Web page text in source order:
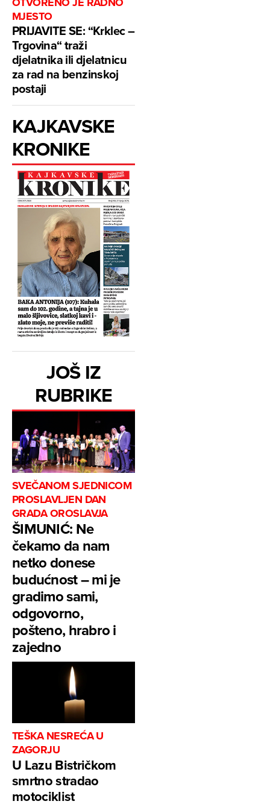
MJESTO
PRIJAVITE SE: “Krklec –
Trgovina“ traži
djelatnika ili djelatnicu
za rad na benzinskoj
postaji
KAJKAVSKE
KRONIKE
JOŠ IZ
RUBRIKE
SVEČANOM SJEDNICOM
PROSLAVLJEN DAN
GRADA OROSLAVJA
ŠIMUNIĆ: Ne
čekamo da nam
netko donese
budućnost – mi je
gradimo sami,
odgovorno,
pošteno, hrabro i
zajedno
TEŠKA NESREĆA U
ZAGORJU
U Lazu Bistričkom
smrtno stradao
motociklist